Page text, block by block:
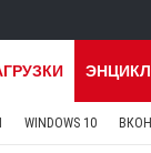
WINDOWS 10